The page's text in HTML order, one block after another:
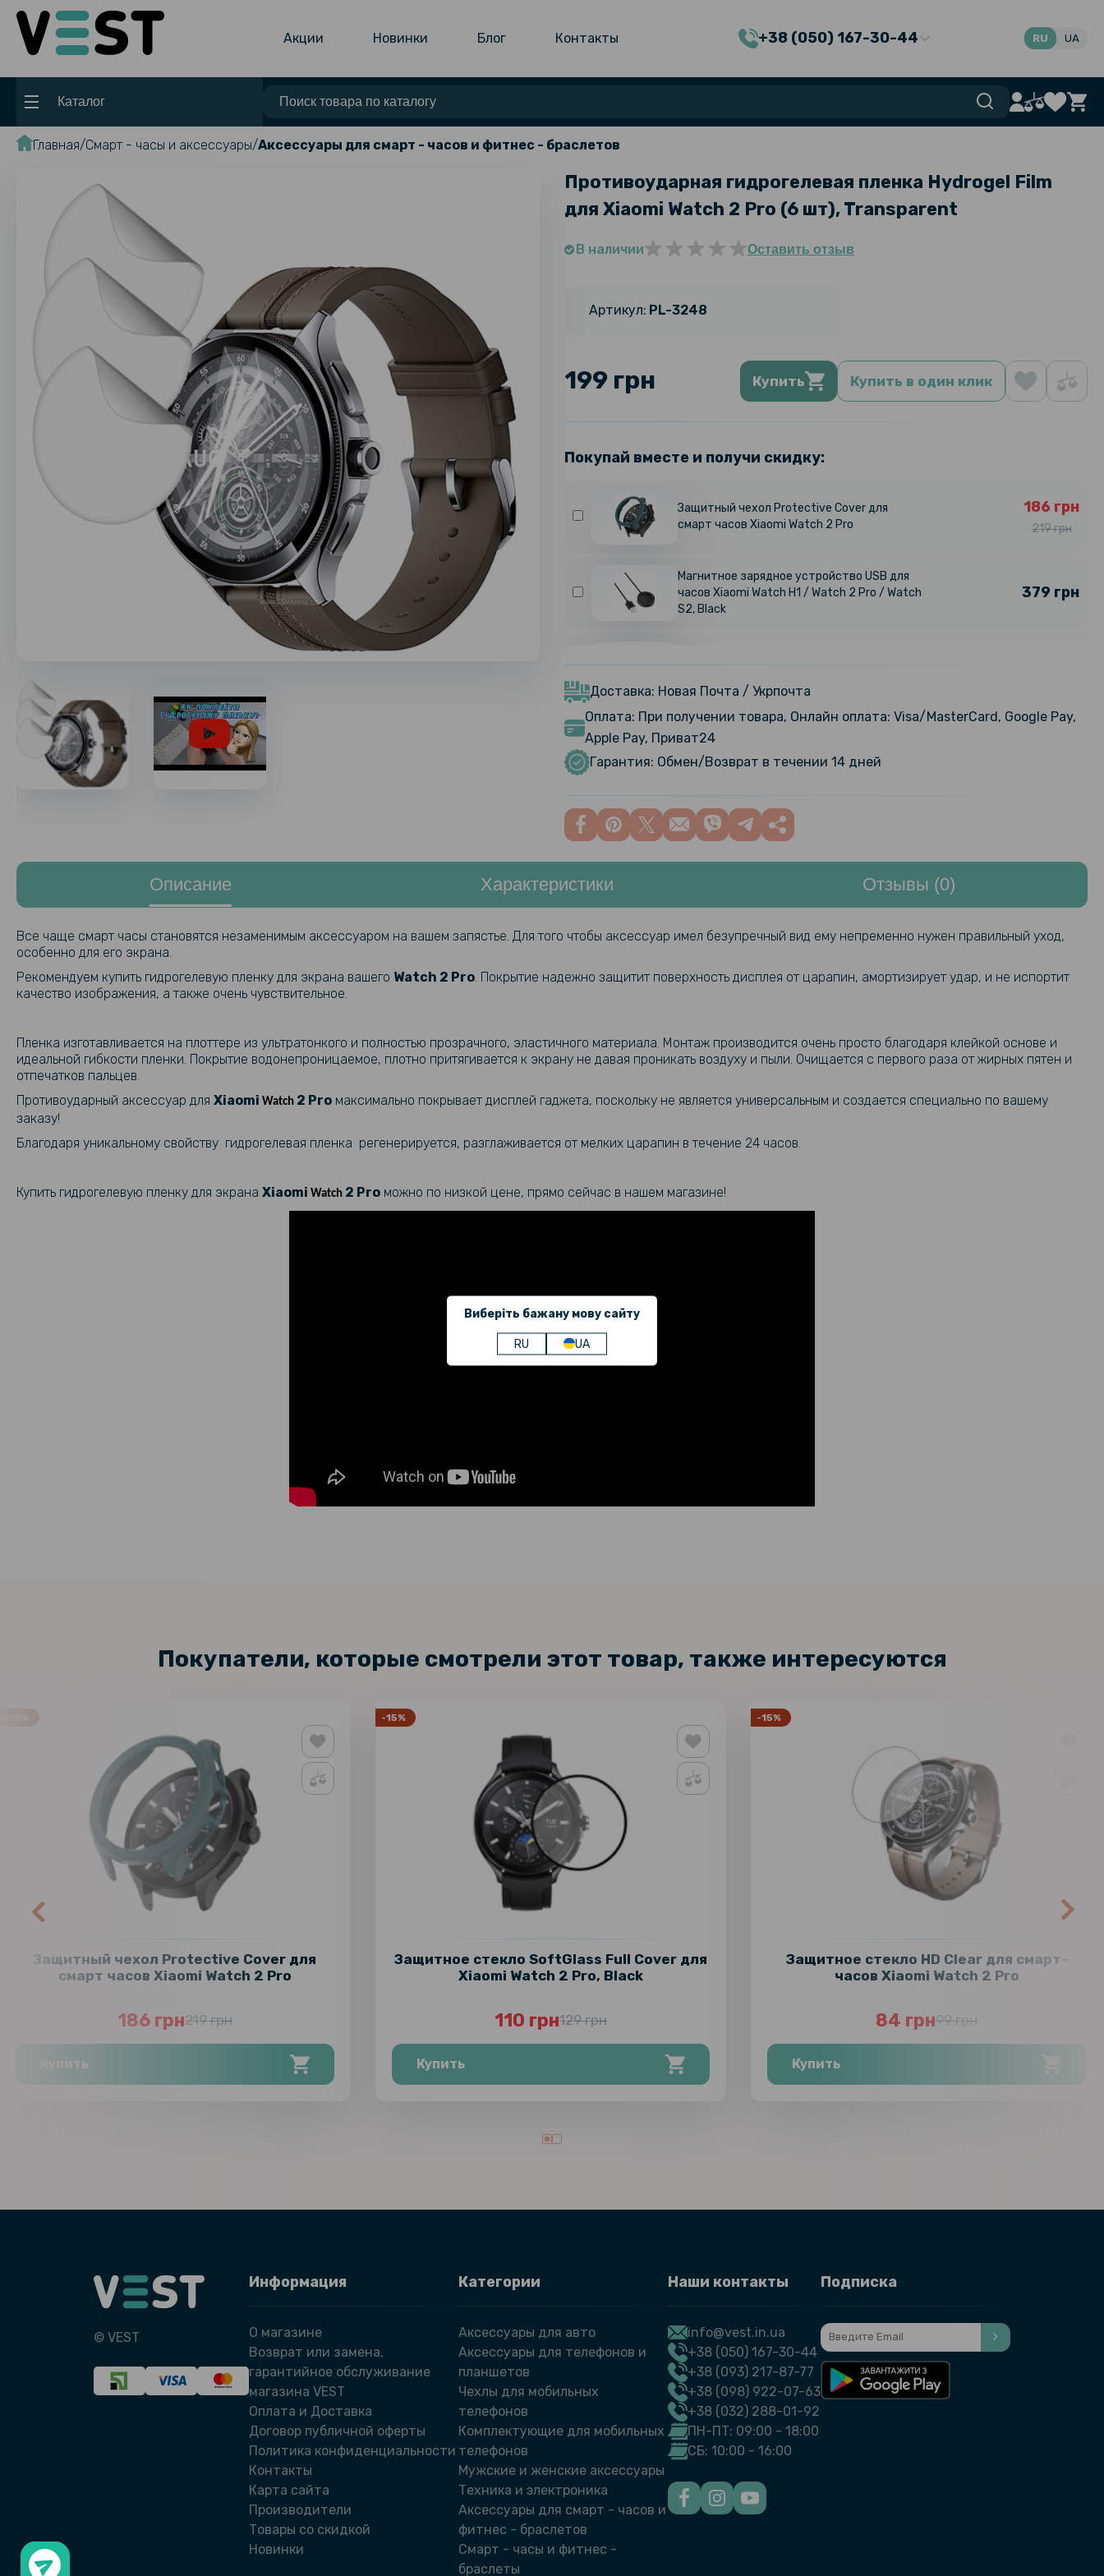
Акции Новинки Блог Контакты +38 (050) 167-30-44
Виберіть бажану мову сайту
RU UA
RU UA
Каталог
Главная Смарт - часы и аксессуары Аксессуары для смарт - часов и фитнес - браслетов
Противоударная гидрогелевая пленка Hydrogel Film
для Xiaomi Watch 2 Pro​ (6 шт), Transparent
В наличии Оставить отзыв
Артикул: PL-3248
199 грн Купить Купить в один клик
Покупай вместе и получи скидку:
Защитный чехол Protective Cover для
смарт часов Xiaomi Watch 2 Pro
186 грн
219 грн
Магнитное зарядное устройство USB для
часов Xiaomi Watch H1 / Watch 2 Pro / Watch
S2, Black
379 грн
кабелем) для смарт-часов Xiaomi Watch 2
Pro / S3 / S2 5V 1A, Black
Магнитное зарядное устройство USB для
часов Xiaomi Watch 2, 1m
Гидрогелевая пленка iNobi Matte для Xiaomi
12, Матовая
Гидрогелевая пленка iNobi Privacy Matte для
Xiaomi 13T Pro (Антишпион)
Watch 2 Pro 22mm
199 грн
Защитное стекло SoftGlass Full Cover для
Xiaomi Watch 2 Pro, Black
110 грн
129 грн
Доставка: Новая Почта / Укрпочта
Оплата: При получении товара, Онлайн оплата: Visa/MasterCard, Google Pay,
Apple Pay, Приват24
Гарантия: Обмен/Возврат в течении 14 дней
Описание Характеристики Отзывы (0)
Все чаще смарт часы становятся незаменимым аксессуаром на вашем запястье. Для того чтобы аксессуар имел безупречный вид ему непременно нужен правильный уход,
особенно для его экрана.
Рекомендуем купить гидрогелевую пленку для экрана вашего Watch 2 Pro​ . Покрытие надежно защитит поверхность дисплея от царапин, амортизирует удар, и не испортит
качество изображения, а также очень чувствительное.
Пленка изготавливается на плоттере из ультратонкого и полностью прозрачного, эластичного материала. Монтаж производится очень просто благодаря клейкой основе и
идеальной гибкости пленки. Покрытие водонепроницаемое, плотно притягивается к экрану не давая проникать воздуху и пыли. Очищается с первого раза от жирных пятен и
отпечатков пальцев.
Противоударный аксессуар для Xiaomi Watch 2 Pro​ максимально покрывает дисплей гаджета, поскольку не является универсальным и создается специально по вашему
заказу!
Благодаря уникальному свойству гидрогелевая пленка регенерируется, разглаживается от мелких царапин в течение 24 часов.
Купить гидрогелевую пленку для экрана Xiaomi Watch 2 Pro​ можно по низкой цене, прямо сейчас в нашем магазине!
Покупатели, которые смотрели этот товар, также интересуются
Защитный чехол Protective Cover для
смарт часов Xiaomi Watch 2 Pro
186 грн219 грн
Купить
-15%
Защитное стекло SoftGlass Full Cover для
Xiaomi Watch 2 Pro, Black
110 грн129 грн
Купить
-15%
Защитное стекло HD Clear для смарт-
часов Xiaomi Watch 2 Pro
84 грн99 грн
Купить
© VEST
Информация
О магазине
Возврат или замена,
гарантийное обслуживание
магазина VEST
Оплата и Доставка
Договор публичной оферты
Политика конфиденциальности
Контакты
Карта сайта
Производители
Товары со скидкой
Новинки
Категории
Аксессуары для авто
Аксессуары для телефонов и
планшетов
Чехлы для мобильных
телефонов
Комплектующие для мобильных
телефонов
Мужские и женские аксессуары
Техника и электроника
Аксессуары для смарт - часов и
фитнес - браслетов
Смарт - часы и фитнес -
браслеты
Наши контакты
info@vest.in.ua
+38 (050) 167-30-44
+38 (093) 217-87-77
+38 (098) 922-07-63
+38 (032) 288-01-92
ПН-ПТ: 09:00 - 18:00
СБ: 10:00 - 16:00
Подписка